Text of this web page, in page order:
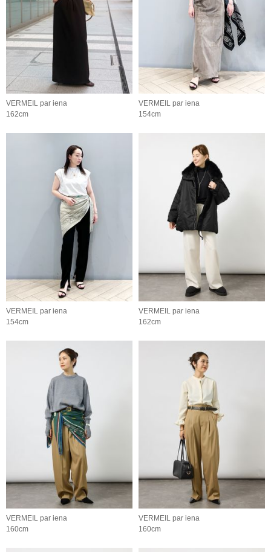
VERMEIL par iena
162cm
VERMEIL par iena
154cm
VERMEIL par iena
154cm
VERMEIL par iena
162cm
VERMEIL par iena
160cm
VERMEIL par iena
160cm